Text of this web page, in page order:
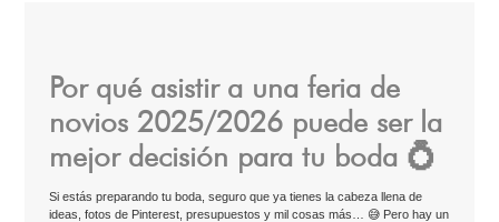
Por qué asistir a una feria de
novios 2025/2026 puede ser la
mejor decisión para tu boda 💍
Si estás preparando tu boda, seguro que ya tienes la cabeza llena de
ideas, fotos de Pinterest, presupuestos y mil cosas más… 😅 Pero hay un